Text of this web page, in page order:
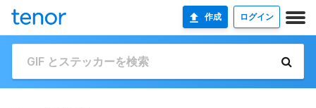
作成 ログイン